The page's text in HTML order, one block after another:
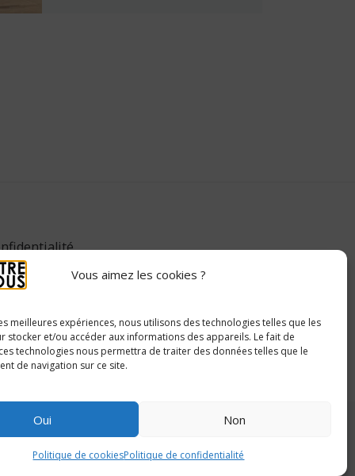
Vous aimez les cookies ?
meilleures expériences, nous utilisons des technologies telles que les
stocker et/ou accéder aux informations des appareils. Le fait de
technologies nous permettra de traiter des données telles que le
de navigation sur ce site.
Oui Non
Politique de cookiesPolitique de confidentialité
de cookies